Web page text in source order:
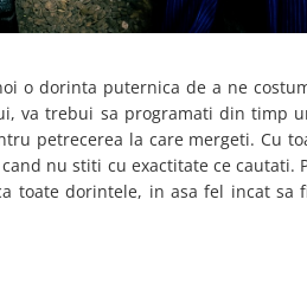
o dorinta puternica de a ne
va trebui sa programati din timp
petrecerea la care mergeti. Cu
nu stiti cu exactitate ce cautati.
toate dorintele, in asa fel incat